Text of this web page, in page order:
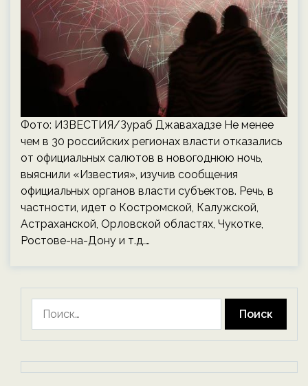
Фото: ИЗВЕСТИЯ/Зураб Джавахадзе Не менее
чем в 30 российских регионах власти отказались
от официальных салютов в новогоднюю ночь,
выяснили «Известия», изучив сообщения
официальных органов власти субъектов. Речь, в
частности, идет о Костромской, Калужской,
Астраханской, Орловской областях, Чукотке,
Ростове-на-Дону и т.д.…